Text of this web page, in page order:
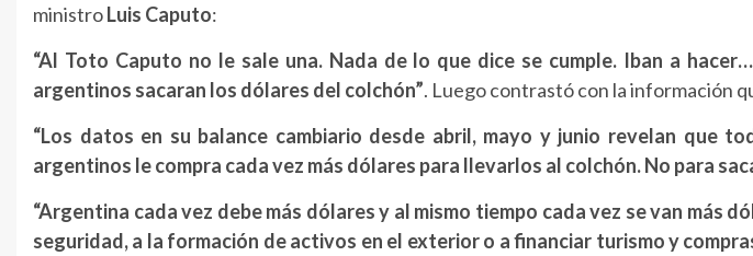
ministroLuis Caputo:
“Al Toto Caputo no le sale una. Nada de lo que dice se cumple. Iban a
argentinos sacaran los dólares del colchón”. Luego contrastó con la información
“Los datos en su balance cambiario desde abril, mayo y junio revelan que
argentinos le compra cada vez más dólares para llevarlos al colchón. No para
“Argentina cada vez debe más dólares y al mismo tiempo cada vez se van más
seguridad, a la formación de activos en el exterior o a financiar turismo y